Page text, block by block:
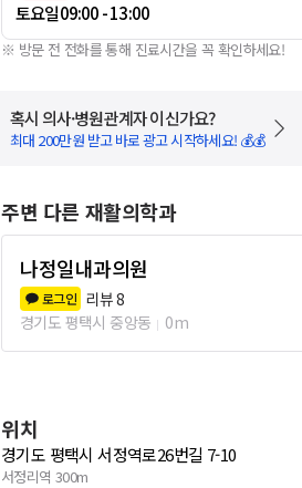
토요일09:00 - 13:00
※ 방문 전 전화를 통해 진료시간을 꼭 확인하세요!
혹시 의사·병원관계자 이신가요?
최대 200만원 받고 바로 광고 시작하세요! 💰💰
주변 다른 재활의학과
나정일내과의원
로그인 리뷰8
경기도 평택시 중앙동
0m
위치
경기도 평택시 서정역로26번길 7-10
서정리역 300m